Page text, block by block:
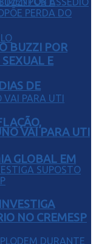
DE
GLOBAL EM
BUZZI POR
E
VAI PARA UTI
NO CREMESP